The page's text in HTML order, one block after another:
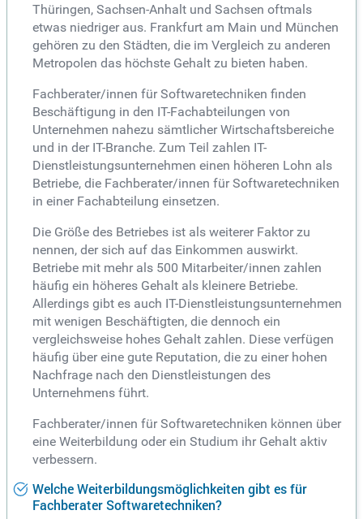
Thüringen, Sachsen-Anhalt und Sachsen oftmals
etwas niedriger aus. Frankfurt am Main und München
gehören zu den Städten, die im Vergleich zu anderen
Metropolen das höchste Gehalt zu bieten haben.
Fachberater/innen für Softwaretechniken finden
Beschäftigung in den IT-Fachabteilungen von
Unternehmen nahezu sämtlicher Wirtschaftsbereiche
und in der IT-Branche. Zum Teil zahlen IT-
Dienstleistungsunternehmen einen höheren Lohn als
Betriebe, die Fachberater/innen für Softwaretechniken
in einer Fachabteilung einsetzen.
Die Größe des Betriebes ist als weiterer Faktor zu
nennen, der sich auf das Einkommen auswirkt.
Betriebe mit mehr als 500 Mitarbeiter/innen zahlen
häufig ein höheres Gehalt als kleinere Betriebe.
Allerdings gibt es auch IT-Dienstleistungsunternehmen
mit wenigen Beschäftigten, die dennoch ein
vergleichsweise hohes Gehalt zahlen. Diese verfügen
häufig über eine gute Reputation, die zu einer hohen
Nachfrage nach den Dienstleistungen des
Unternehmens führt.
Fachberater/innen für Softwaretechniken können über
eine Weiterbildung oder ein Studium ihr Gehalt aktiv
verbessern.
Welche Weiterbildungsmöglichkeiten gibt es für
Fachberater Softwaretechniken?